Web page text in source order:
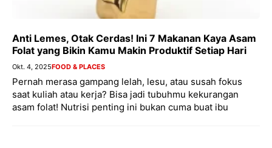
Anti Lemes, Otak Cerdas! Ini 7 Makanan Kaya Asam
Folat yang Bikin Kamu Makin Produktif Setiap Hari
Okt. 4, 2025FOOD & PLACES
Pernah merasa gampang lelah, lesu, atau susah fokus
saat kuliah atau kerja? Bisa jadi tubuhmu kekurangan
asam folat! Nutrisi penting ini bukan cuma buat ibu